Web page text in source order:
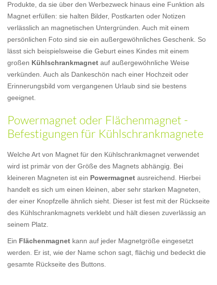
Produkte, da sie über den Werbezweck hinaus eine Funktion als
Magnet erfüllen: sie halten Bilder, Postkarten oder Notizen
verlässlich an magnetischen Untergründen. Auch mit einem
persönlichen Foto sind sie ein außergewöhnliches Geschenk. So
lässt sich beispielsweise die Geburt eines Kindes mit einem
großen Kühlschrankmagnet auf außergewöhnliche Weise
verkünden. Auch als Dankeschön nach einer Hochzeit oder
Erinnerungsbild vom vergangenen Urlaub sind sie bestens
geeignet.
Powermagnet oder Flächenmagnet -
Befestigungen für Kühlschrankmagnete
Welche Art von Magnet für den Kühlschrankmagnet verwendet
wird ist primär von der Größe des Magnets abhängig. Bei
kleineren Magneten ist ein Powermagnet ausreichend. Hierbei
handelt es sich um einen kleinen, aber sehr starken Magneten,
der einer Knopfzelle ähnlich sieht. Dieser ist fest mit der Rückseite
des Kühlschrankmagnets verklebt und hält diesen zuverlässig an
seinem Platz.
Ein Flächenmagnet kann auf jeder Magnetgröße eingesetzt
werden. Er ist, wie der Name schon sagt, flächig und bedeckt die
gesamte Rückseite des Buttons.